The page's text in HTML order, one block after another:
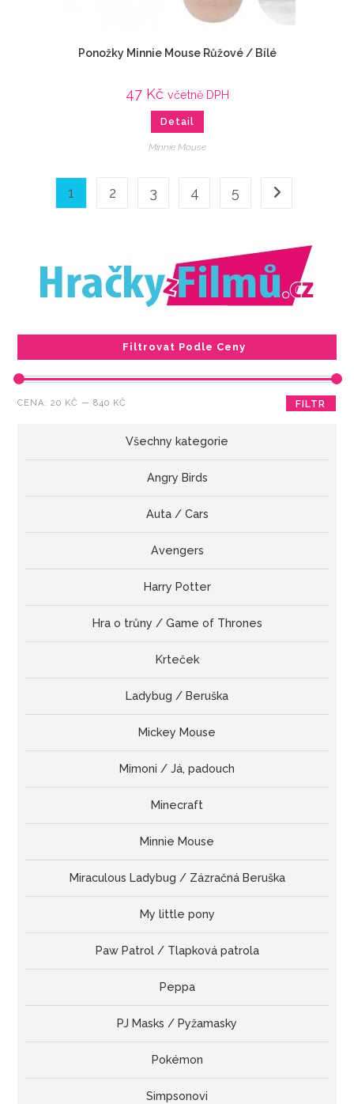
Ponožky Minnie Mouse Růžové / Bílé
47 Kč včetně DPH
Detail
Minnie Mouse
1 2 3 4 5
Filtrovat Podle Ceny
Minimální
Maximální
FILTR
CENA:20 KČ —840 KČ
Všechny kategorie
Angry Birds
Auta / Cars
Avengers
Harry Potter
Hra o trůny / Game of Thrones
Krteček
Ladybug / Beruška
Mickey Mouse
Mimoni / Já, padouch
Minecraft
Minnie Mouse
Miraculous Ladybug / Zázračná Beruška
My little pony
Paw Patrol / Tlapková patrola
Peppa
PJ Masks / Pyžamasky
Pokémon
Simpsonovi